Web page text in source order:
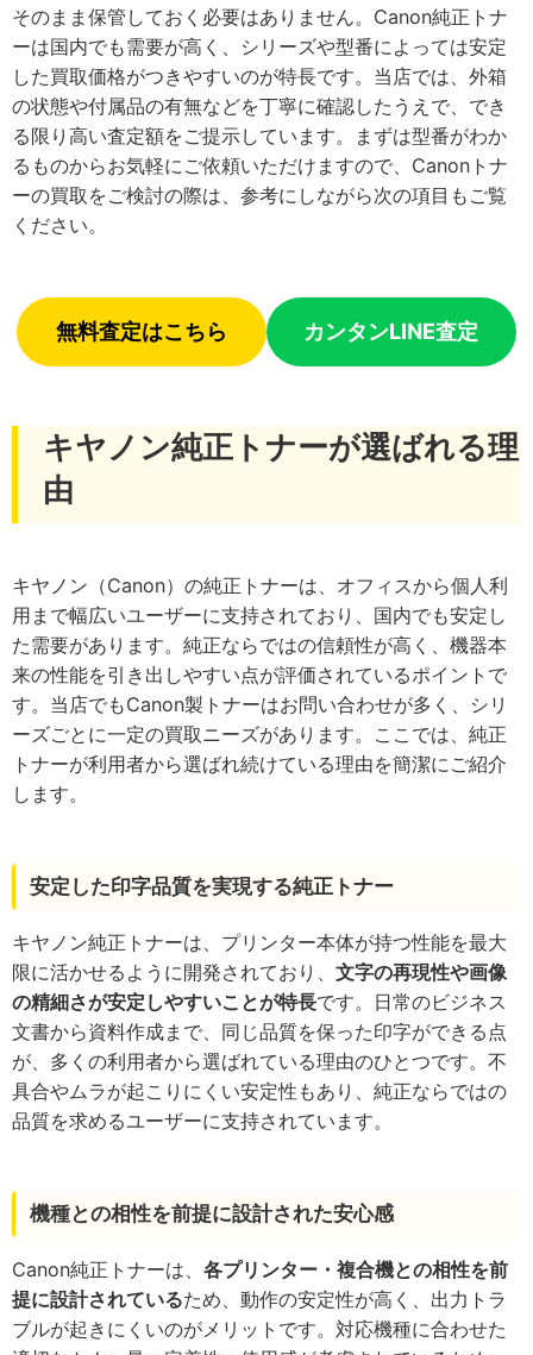
そのまま保管しておく必要はありません。Canon純正トナ
ーは国内でも需要が高く、シリーズや型番によっては安定
した買取価格がつきやすいのが特長です。当店では、外箱
の状態や付属品の有無などを丁寧に確認したうえで、でき
る限り高い査定額をご提示しています。まずは型番がわか
るものからお気軽にご依頼いただけますので、Canonトナ
ーの買取をご検討の際は、参考にしながら次の項目もご覧
ください。
無料査定はこちら カンタンLINE査定
キヤノン純正トナーが選ばれる理
由
キヤノン（Canon）の純正トナーは、オフィスから個人利
用まで幅広いユーザーに支持されており、国内でも安定し
た需要があります。純正ならではの信頼性が高く、機器本
来の性能を引き出しやすい点が評価されているポイントで
す。当店でもCanon製トナーはお問い合わせが多く、シリ
ーズごとに一定の買取ニーズがあります。ここでは、純正
トナーが利用者から選ばれ続けている理由を簡潔にご紹介
します。
安定した印字品質を実現する純正トナー
キヤノン純正トナーは、プリンター本体が持つ性能を最大
限に活かせるように開発されており、 文字の再現性や画像
の精細さが安定しやすいことが特長です。日常のビジネス
文書から資料作成まで、同じ品質を保った印字ができる点
が、多くの利用者から選ばれている理由のひとつです。不
具合やムラが起こりにくい安定性もあり、純正ならではの
品質を求めるユーザーに支持されています。
機種との相性を前提に設計された安心感
Canon純正トナーは、 各プリンター・複合機との相性を前
提に設計されているため、動作の安定性が高く、出力トラ
ブルが起きにくいのがメリットです。対応機種に合わせた